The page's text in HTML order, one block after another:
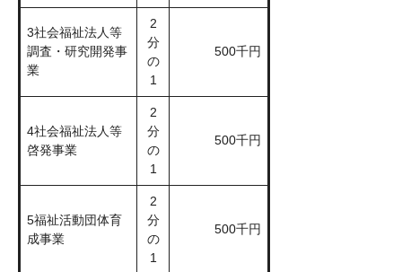
3社会福祉法人等
調査・研究開発事
業
2
分
の
1
500千円
4社会福祉法人等
啓発事業
2
分
の
1
500千円
5福祉活動団体育
成事業
2
分
の
1
500千円